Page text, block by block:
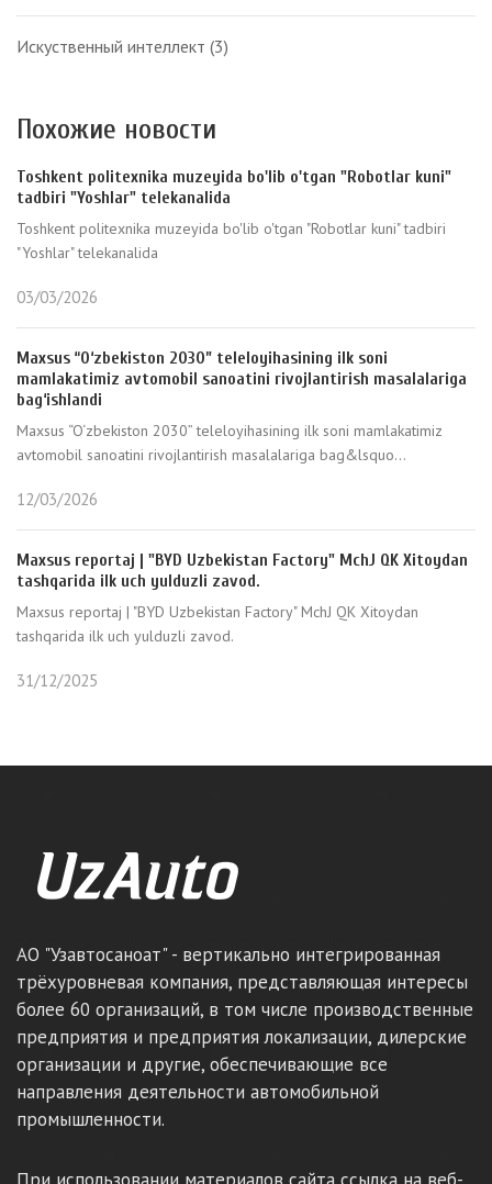
Искуственный интеллект (3)
Похожие новости
Toshkent politexnika muzeyida bo'lib o'tgan "Robotlar kuni"
tadbiri "Yoshlar" telekanalida
Toshkent politexnika muzeyida bo'lib o'tgan "Robotlar kuni" tadbiri
"Yoshlar" telekanalida
03/03/2026
Maxsus “O‘zbekiston 2030” teleloyihasining ilk soni
mamlakatimiz avtomobil sanoatini rivojlantirish masalalariga
bag‘ishlandi
Maxsus “O‘zbekiston 2030” teleloyihasining ilk soni mamlakatimiz
avtomobil sanoatini rivojlantirish masalalariga bag&lsquo...
12/03/2026
Maxsus reportaj | "BYD Uzbekistan Factory" MchJ QK Xitoydan
tashqarida ilk uch yulduzli zavod.
Maxsus reportaj | "BYD Uzbekistan Factory" MchJ QK Xitoydan
tashqarida ilk uch yulduzli zavod.
31/12/2025
АО "Узавтосаноат" - вертикально интегрированная
трёхуровневая компания, представляющая интересы
более 60 организаций, в том числе производственные
предприятия и предприятия локализации, дилерские
организации и другие, обеспечивающие все
направления деятельности автомобильной
промышленности.